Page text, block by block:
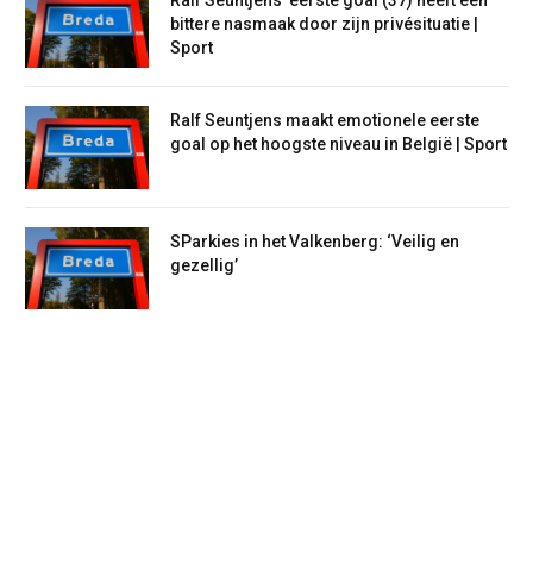
bittere nasmaak door zijn privésituatie |
Sport
Ralf Seuntjens maakt emotionele eerste
goal op het hoogste niveau in België | Sport
SParkies in het Valkenberg: ‘Veilig en
gezellig’